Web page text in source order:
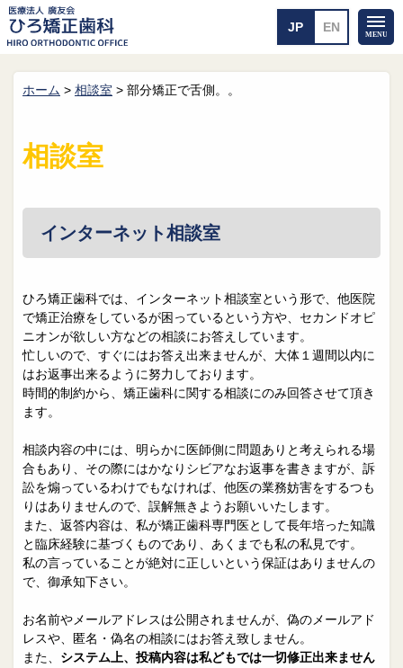
ホーム 矯正治療について
院長紹介
メール送信 相談室
皆さんの声 求人
院長日誌 治療相談
スタッフブログ サイトマップ
0263-54-6622
MAILはこちら
ホーム > 相談室 > 部分矯正で舌側。。
相談室
インターネット相談室
ひろ矯正歯科では、インターネット相談室という形で、他医院
で矯正治療をしているが困っているという方や、セカンドオピ
ニオンが欲しい方などの相談にお答えしています。
忙しいので、すぐにはお答え出来ませんが、大体１週間以内に
はお返事出来るように努力しております。
時間的制約から、矯正歯科に関する相談にのみ回答させて頂き
ます。
相談内容の中には、明らかに医師側に問題ありと考えられる場
合もあり、その際にはかなりシビアなお返事を書きますが、訴
訟を煽っているわけでもなければ、他医の業務妨害をするつも
りはありませんので、誤解無きようお願いいたします。
また、返答内容は、私が矯正歯科専門医として長年培った知識
と臨床経験に基づくものであり、あくまでも私の私見です。
私の言っていることが絶対に正しいという保証はありませんの
で、御承知下さい。
お名前やメールアドレスは公開されませんが、偽のメールアド
レスや、匿名・偽名の相談にはお答え致しません。
また、 システム上、投稿内容は私どもでは一切修正出来ません